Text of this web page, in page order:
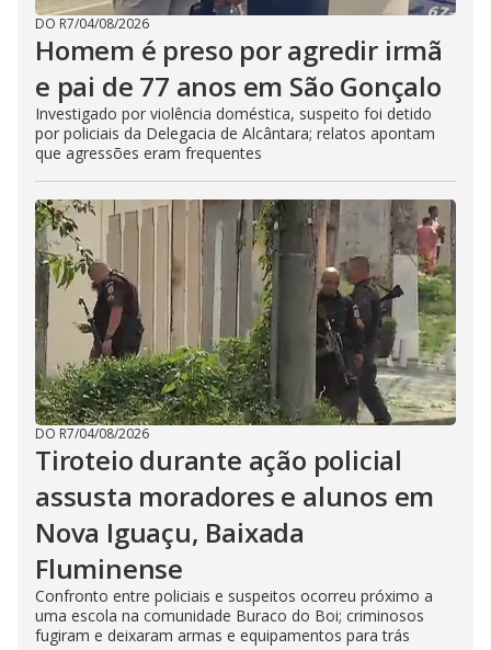
DO R7/04/08/2026
Homem é preso por agredir irmã
e pai de 77 anos em São Gonçalo
Investigado por violência doméstica, suspeito foi detido
por policiais da Delegacia de Alcântara; relatos apontam
que agressões eram frequentes
DO R7/04/08/2026
Tiroteio durante ação policial
assusta moradores e alunos em
Nova Iguaçu, Baixada
Fluminense
Confronto entre policiais e suspeitos ocorreu próximo a
uma escola na comunidade Buraco do Boi; criminosos
fugiram e deixaram armas e equipamentos para trás